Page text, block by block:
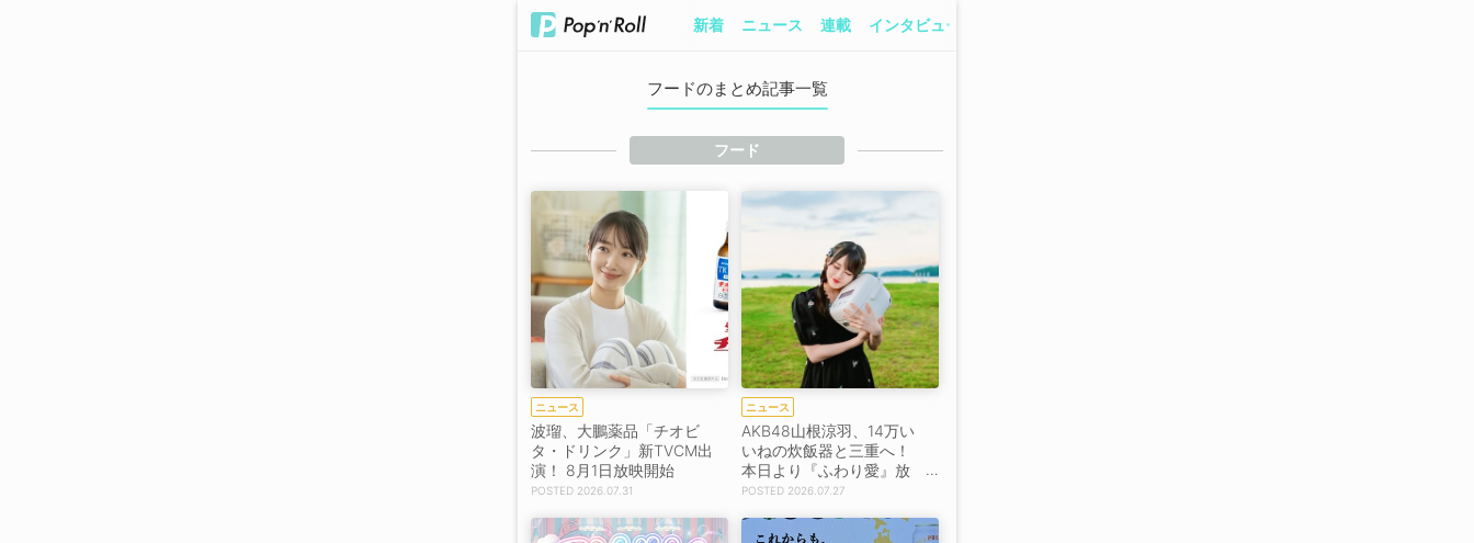
新着 ニュース 連載 インタビュー
フードのまとめ記事一覧
フード
ニュース
波瑠、大鵬薬品「チオビ
タ・ドリンク」新TVCM出
演！ 8月1日放映開始
2026.07.31
ニュース
AKB48山根涼羽、14万い
いねの炊飯器と三重へ！
本日より『ふわり愛』放
送
2026.07.27